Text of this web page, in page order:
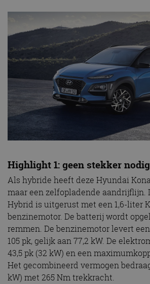
Highlight 1: geen stekker nodig
Als hybride heeft deze Hyundai
maar een zelfopladende aandrijflijn.
Hybrid is uitgerust met een 1,6-liter
benzinemotor. De batterij wordt
remmen. De benzinemotor levert
105 pk, gelijk aan 77,2 kW. De
43,5 pk (32 kW) en een
Het gecombineerd vermogen
kW) met 265 Nm trekkracht.